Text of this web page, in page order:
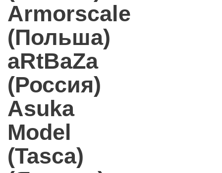
Armorscale
(Польша)
aRtBaZa
(Россия)
Asuka
Model
(Tasca)